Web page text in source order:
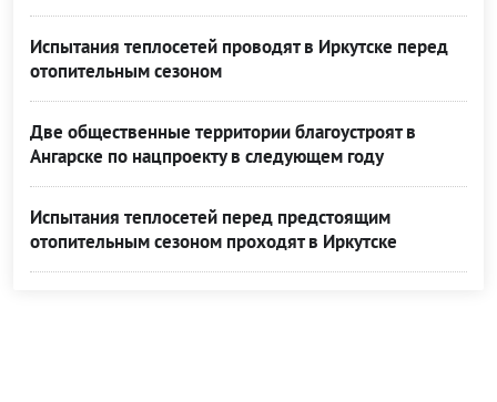
Испытания теплосетей проводят в Иркутске перед
отопительным сезоном
Две общественные территории благоустроят в
Ангарске по нацпроекту в следующем году
Испытания теплосетей перед предстоящим
отопительным сезоном проходят в Иркутске